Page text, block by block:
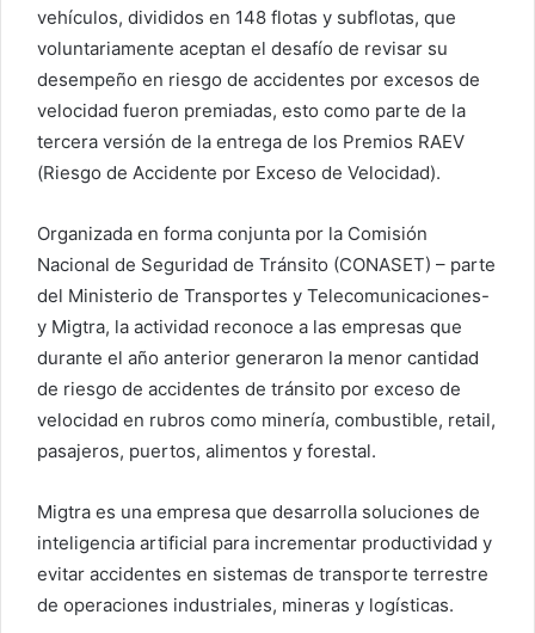
vehículos, divididos en 148 flotas y subflotas, que
voluntariamente aceptan el desafío de revisar su
desempeño en riesgo de accidentes por excesos de
velocidad fueron premiadas, esto como parte de la
tercera versión de la entrega de los Premios RAEV
(Riesgo de Accidente por Exceso de Velocidad).
Organizada en forma conjunta por la Comisión
Nacional de Seguridad de Tránsito (CONASET) – parte
del Ministerio de Transportes y Telecomunicaciones-
y Migtra, la actividad reconoce a las empresas que
durante el año anterior generaron la menor cantidad
de riesgo de accidentes de tránsito por exceso de
velocidad en rubros como minería, combustible, retail,
pasajeros, puertos, alimentos y forestal.
Migtra es una empresa que desarrolla soluciones de
inteligencia artificial para incrementar productividad y
evitar accidentes en sistemas de transporte terrestre
de operaciones industriales, mineras y logísticas.